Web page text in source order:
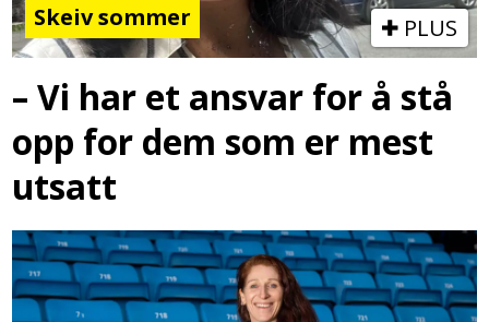
Skeiv sommer PLUS
– Vi har et ansvar for å stå
opp for dem som er mest
utsatt